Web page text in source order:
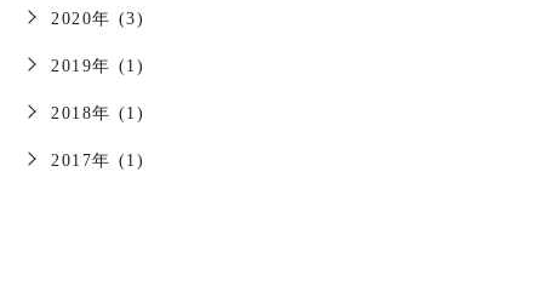
2020年 (3)
2019年 (1)
2018年 (1)
2017年 (1)